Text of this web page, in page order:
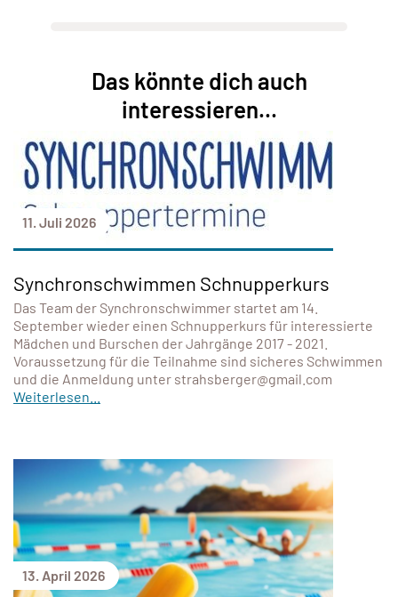
Das könnte dich auch
interessieren...
11. Juli 2026
Synchronschwimmen Schnupperkurs
Das Team der Synchronschwimmer startet am 14.
September wieder einen Schnupperkurs für interessierte
Mädchen und Burschen der Jahrgänge 2017 - 2021.
Voraussetzung für die Teilnahme sind sicheres Schwimmen
und die Anmeldung unter strahsberger@gmail.com
Weiterlesen...
13. April 2026